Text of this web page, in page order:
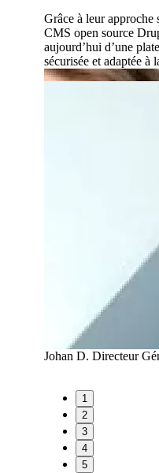
Grâce à leur approche
CMS open source
aujourd’hui d’une
sécurisée et adaptée à
Johan D. Directeur
1
2
3
4
5